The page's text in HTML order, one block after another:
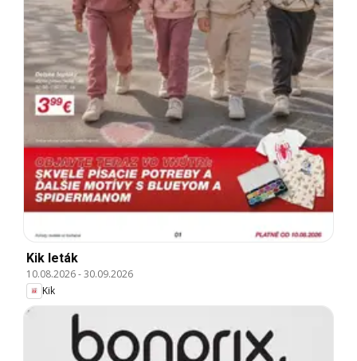
Kik leták
10.08.2026-30.09.2026
Kik